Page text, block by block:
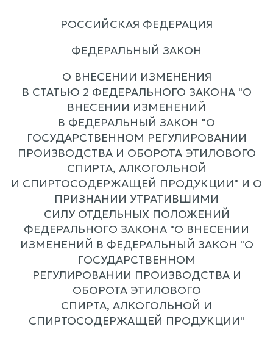
РОССИЙСКАЯ ФЕДЕРАЦИЯ
ФЕДЕРАЛЬНЫЙ ЗАКОН
О ВНЕСЕНИИ ИЗМЕНЕНИЯ
В СТАТЬЮ 2 ФЕДЕРАЛЬНОГО ЗАКОНА "О
ВНЕСЕНИИ ИЗМЕНЕНИЙ
В ФЕДЕРАЛЬНЫЙ ЗАКОН "О
ГОСУДАРСТВЕННОМ РЕГУЛИРОВАНИИ
ПРОИЗВОДСТВА И ОБОРОТА ЭТИЛОВОГО
СПИРТА, АЛКОГОЛЬНОЙ
И СПИРТОСОДЕРЖАЩЕЙ ПРОДУКЦИИ" И О
ПРИЗНАНИИ УТРАТИВШИМИ
СИЛУ ОТДЕЛЬНЫХ ПОЛОЖЕНИЙ
ФЕДЕРАЛЬНОГО ЗАКОНА "О ВНЕСЕНИИ
ИЗМЕНЕНИЙ В ФЕДЕРАЛЬНЫЙ ЗАКОН "О
ГОСУДАРСТВЕННОМ
РЕГУЛИРОВАНИИ ПРОИЗВОДСТВА И
ОБОРОТА ЭТИЛОВОГО
СПИРТА, АЛКОГОЛЬНОЙ И
СПИРТОСОДЕРЖАЩЕЙ ПРОДУКЦИИ"